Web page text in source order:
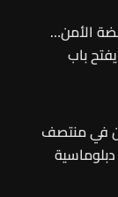
الأمن…
باب
في منتصف